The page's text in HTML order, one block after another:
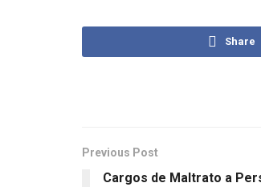
Share
Previous Post
Cargos de Maltrato a